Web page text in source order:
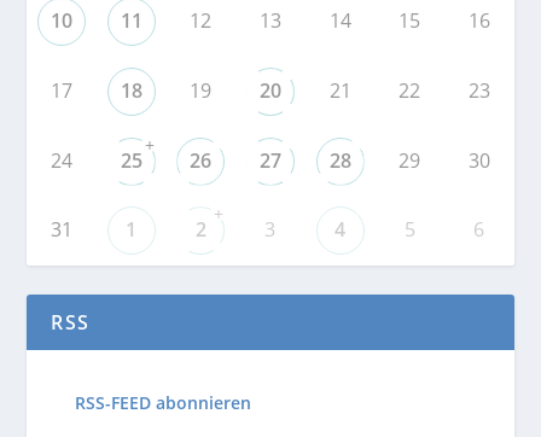
10 11 12 13 14 15 16
17 18 19 20 21 22 23
24 25
+
26 27 28 29 30
31 1 2
+
3 4 5 6
RSS
RSS-FEED abonnieren